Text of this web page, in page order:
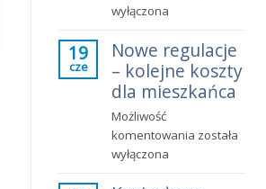
w
Koziegłowach
procedury
związanej
z
wyłączona
19
cze
Nowe regulacje
– kolejne koszty
dla mieszkańca
Możliwość
komentowania Nowe
została
wyłączona